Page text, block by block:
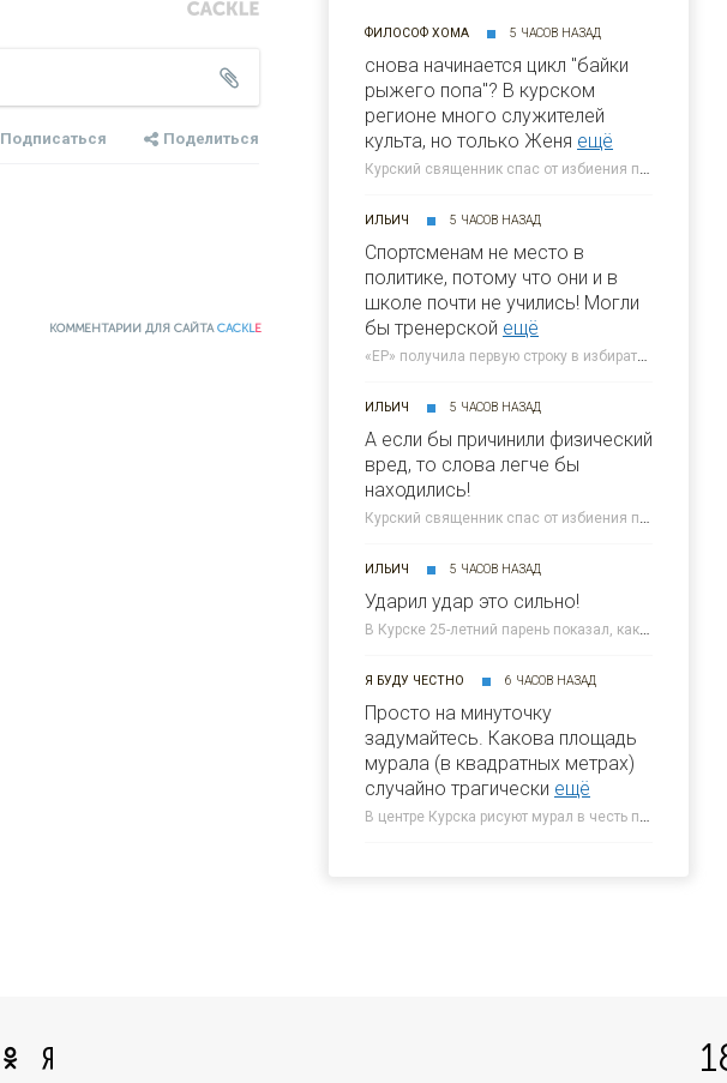
Подписаться Поделиться
КОММЕНТАРИИ ДЛЯ САЙТАCACKLE
ФИЛОСОФ ХОМА 5 ЧАСОВ НАЗАД
снова начинается цикл "байки
рыжего попа"? В курском
регионе много служителей
культа, но только Женя ещё
Курский священник спас от избиения переодетого бабушкой ВСУшника » 46ТВ Курское Интернет Телевидение
ИЛЬИЧ 5 ЧАСОВ НАЗАД
Спортсменам не место в
политике, потому что они и в
школе почти не учились! Могли
бы тренерской ещё
«ЕР» получила первую строку в избирательном бюллетене на выборах в Госдуму » 46ТВ Курское Интернет Телевидение
ИЛЬИЧ 5 ЧАСОВ НАЗАД
А если бы причинили физический
вред, то слова легче бы
находились!
Курский священник спас от избиения переодетого бабушкой ВСУшника » 46ТВ Курское Интернет Телевидение
ИЛЬИЧ 5 ЧАСОВ НАЗАД
Ударил удар это сильно!
В Курске 25-летний парень показал, как нанес смертельный удар юноше » 46ТВ Курское Интернет Телевидение
Я БУДУ ЧЕСТНО 6 ЧАСОВ НАЗАД
Просто на минуточку
задумайтесь. Какова площадь
мурала (в квадратных метрах)
случайно трагически ещё
В центре Курска рисуют мурал в честь погибшего 5-летнего Толи » 46ТВ Курское Интернет Телевидение